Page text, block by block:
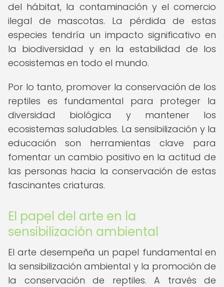
del hábitat, la contaminación y el comercio
ilegal de mascotas. La pérdida de estas
especies tendría un impacto significativo en
la biodiversidad y en la estabilidad de los
ecosistemas en todo el mundo.
Por lo tanto, promover la conservación de los
reptiles es fundamental para proteger la
diversidad biológica y mantener los
ecosistemas saludables. La sensibilización y la
educación son herramientas clave para
fomentar un cambio positivo en la actitud de
las personas hacia la conservación de estas
fascinantes criaturas.
El papel del arte en la
sensibilización ambiental
El arte desempeña un papel fundamental en
la sensibilización ambiental y la promoción de
la conservación de reptiles. A través de